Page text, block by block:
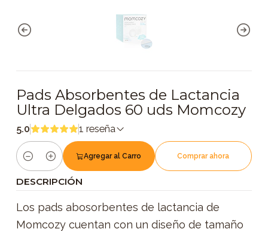
Pads Absorbentes de Lactancia
Ultra Delgados 60 uds Momcozy
5.0 1 reseña
Cantidad
Agregar al Carro Comprar ahora
DESCRIPCIÓN
Los pads abosorbentes de lactancia de
Momcozy cuentan con un diseño de tamaño